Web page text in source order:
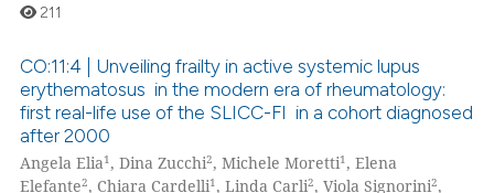
Citing Publications
Mentioning
211
CO:11:4 | Unveiling frailty in active systemic lupus
erythematosus in the modern era of rheumatology:
first real-life use of the SLICC-FI in a cohort diagnosed
after 2000
Angela Elia1 , Dina Zucchi2, Michele Moretti1 , Elena
Elefante2, Chiara Cardelli1 , Linda Carli2, Viola Signorini2,